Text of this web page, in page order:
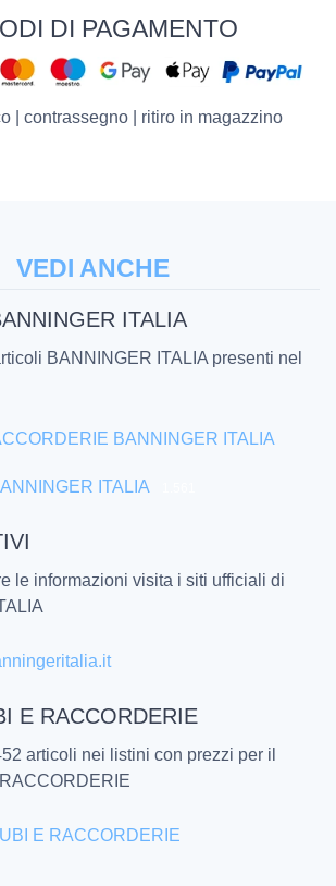
DI PAGAMENTO
| contrassegno | ritiro in magazzino
VEDI ANCHE
ITALIA
BANNINGER ITALIA presenti nel
BANNINGER ITALIA
ITALIA
le informazioni visita i siti ufficiali di
E RACCORDERIE
articoli nei listini con prezzi per il
E RACCORDERIE